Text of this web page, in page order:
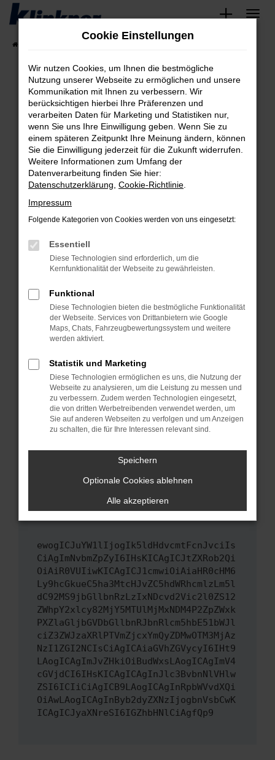
Zum
springen
Fehler: Network Error
Beim Laden ist ein Fehler aufgetreten.
Hier sind ein paar Tipps, die dir helfen können:
Überprüfe deine Firewall und deine
Internetverbindung.
Laden andere Webseiten, zum Beispiel deine
Suchmaschine?
Prüfe deine Browsererweiterungen.
können das Laden bestimmter Seiten
verhindern. Funktioniert die Seite in einem
anderen Browser oder in einem privaten
Starte dein Gerät neu.
Das kann manchmal helfen, vorübergehende
Probleme zu beheben.
Betriebssystem auf dem neuesten Stand
sind.
Veraltete Software birgt nicht nur ein
Sicherheitsrisiko, sondern kann auch dazu
führen, dass bestimmte Funktionen nicht mehr
unterstützt werden.
Wende dich an den Webseitenbetreiber.
Wenn du alle oben genannten Schritte versucht
hast, kontaktiere uns bitte. Wir werden
versuchen, das Problem zu beheben. Du kannst
uns diesen Text schicken, um uns bei der
ewogICJuYW1lIjogIk5ldHdvcmtFcnJvciIs
CiAgImNvbmZpZyI6IHsKICAgICJtZXRob2Qi
OiAiR0VUIiwKICAgICJ1cmwiOiAiaHR0cHM6
Ly9hcGkueC5ha3MtcHJvZC5hdWRhcmlzLm5l
dC92MS9jbGllbnRzLzIxNDcvd2Vic2l0ZS12
ZWhpY2xlcy82MjY5MTUlMjMxNDM4P2ZpZWxk
PXZlaGljbGVDbGllbnRJbnRlcm5hbE51bWJl
ciZ3ZWJzaXRlPTVmZjcxYmQyZDMwOTM3MjAz
NzI1ZGI2NCIsCiAgICAiaGVhZGVycyI6IHt9
LAogICAgImJvZHkiOiBudWxsLAogICAgImV4
cGVjdCI6IHsKICAgICAgInJlc3BvbnNlVHlw
ZSI6ICIiCiAgICB9LAogICAgInRpbWVvdXQi
OiAwLAogICAgInByb2dyZXNzIjogbnVsbCwK
ICAgICJyaXNreSI6IGZhbHNlCiAgfQp9
Cookie Einstellungen
Wir nutzen Cookies, um Ihnen die bestmögliche
Nutzung unserer Webseite zu ermöglichen und unsere
Kommunikation mit Ihnen zu verbessern. Wir
berücksichtigen hierbei Ihre Präferenzen und
verarbeiten Daten für Marketing und Statistiken nur,
wenn Sie uns Ihre Einwilligung geben. Wenn Sie zu
einem späteren Zeitpunkt Ihre Meinung ändern, können
Sie die Einwilligung jederzeit für die Zukunft widerrufen.
Weitere Informationen zum Umfang der
Datenverarbeitung finden Sie hier:
Datenschutzerklärung Cookie-Richtlinie
Impressum
Folgende Kategorien von Cookies werden von uns eingesetzt:
Essentiell
Diese Technologien sind erforderlich, um die
Kernfunktionalität der Webseite zu gewährleisten.
Funktional
Diese Technologien bieten die bestmögliche Funktionalität
der Webseite. Services von Drittanbietern wie Google
Maps, Chats, Fahrzeugbewertungssystem und weitere
werden aktiviert.
Statistik und Marketing
Diese Technologien ermöglichen es uns, die Nutzung der
Webseite zu analysieren, um die Leistung zu messen und
zu verbessern. Zudem werden Technologien eingesetzt,
die von dritten Werbetreibenden verwendet werden, um
Sie auf anderen Webseiten zu verfolgen und um Anzeigen
zu schalten, die für Ihre Interessen relevant sind.
Speichern
Optionale Cookies ablehnen
Alle akzeptieren